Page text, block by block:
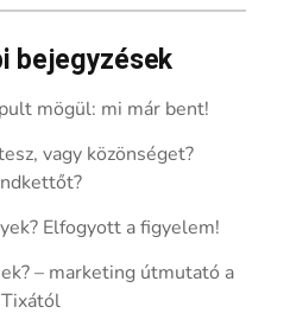
bejegyzések
mögül: mi már bent!
vagy közönséget?
Elfogyott a figyelem!
– marketing útmutató a
Tixától